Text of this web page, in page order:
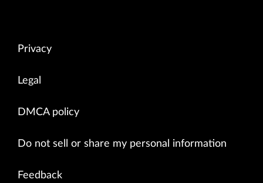
Privacy
Legal
DMCA policy
Do not sell or share my personal information
Feedback